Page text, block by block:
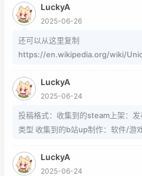
LuckyA
2025-06-26
还可以从这里复制
https://en.wikipedia.org/wiki/
https://www.jiuwa.net/xzm/ 相关问
https://www.zhihu.com/
89 https://www.zhihu.com/
word中的Cambria Math和
的就不需要我教了 上标:sup 下标
当然网页中就需要代码了
LuckyA
2025-06-24
投稿格式：收集到的steam上架：
类型 收集到的b站up制作：软件/游
LuckyA
2025-06-24